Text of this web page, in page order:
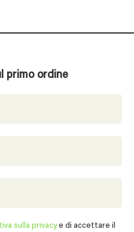
primo ordine
sulla privacye di accettare il